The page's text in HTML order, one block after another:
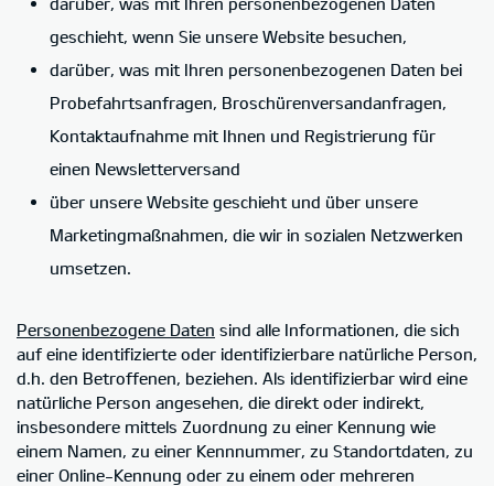
geschieht, wenn Sie unsere Website besuchen,
darüber, was mit Ihren personenbezogenen Daten bei
Probefahrtsanfragen, Broschürenversandanfragen,
Kontaktaufnahme mit Ihnen und Registrierung für
einen Newsletterversand
über unsere Website geschieht und über unsere
Marketingmaßnahmen, die wir in sozialen Netzwerken
umsetzen.
Personenbezogene Daten sind alle Informationen, die sich
auf eine identifizierte oder identifizierbare natürliche Person,
d.h. den Betroffenen, beziehen. Als identifizierbar wird eine
natürliche Person angesehen, die direkt oder indirekt,
insbesondere mittels Zuordnung zu einer Kennung wie
einem Namen, zu einer Kennnummer, zu Standortdaten, zu
einer Online-Kennung oder zu einem oder mehreren